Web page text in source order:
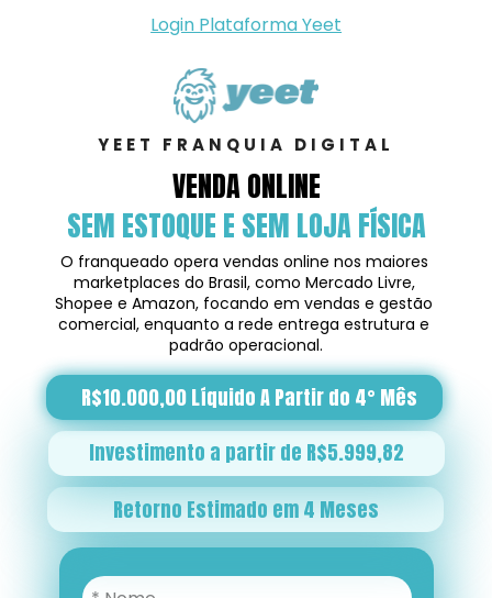
Login Plataforma Yeet
YEET FRANQUIA DIGITAL
VENDA ONLINE
SEM ESTOQUE E SEM LOJA FÍSICA
O franqueado opera vendas online nos maiores
marketplaces do Brasil, como Mercado Livre,
Shopee e Amazon, focando em vendas e gestão
comercial, enquanto a rede entrega estrutura e
padrão operacional.
R$10.000,00 Líquido A Partir do 4° Mês
Retorno Estimado em 4 Meses
Investimento a partir de R$5.999,82